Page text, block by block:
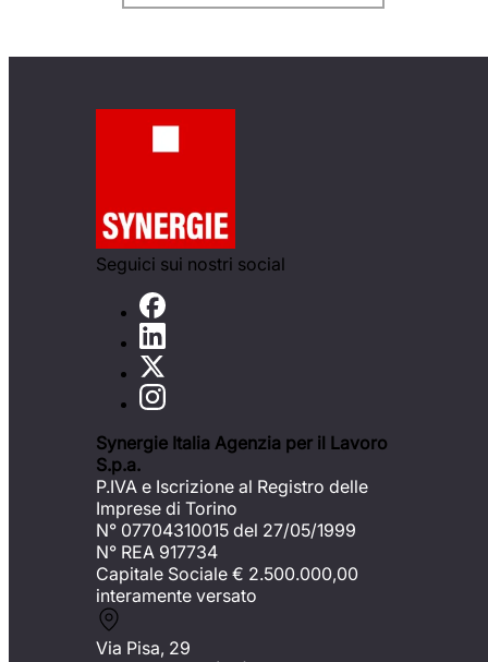
Seguici sui nostri social
Synergie Italia Agenzia per il Lavoro
S.p.a.
P.IVA e Iscrizione al Registro delle
Imprese di Torino
N° 07704310015 del 27/05/1999
N° REA 917734
Capitale Sociale € 2.500.000,00
interamente versato
Via Pisa, 29